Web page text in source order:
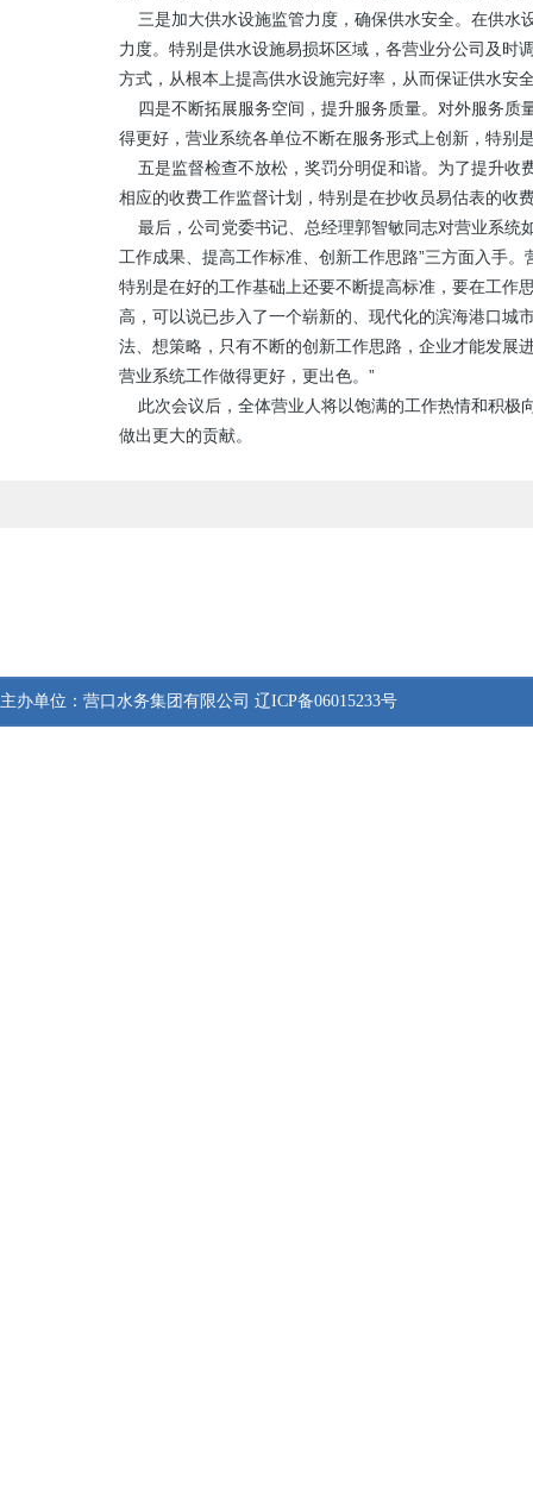
三是加大供水设施监管力度，确保供水安全。在供水
力度。特别是供水设施易损坏区域，各营业分公司及时
方式，从根本上提高供水设施完好率，从而保证供水安
四是不断拓展服务空间，提升服务质量。对外服务质
得更好，营业系统各单位不断在服务形式上创新，特别
五是监督检查不放松，奖罚分明促和谐。为了提升收
相应的收费工作监督计划，特别是在抄收员易估表的收
最后，公司党委书记、总经理郭智敏同志对营业系统
工作成果、提高工作标准、创新工作思路”三方面入手
特别是在好的工作基础上还要不断提高标准，要在工作
高，可以说已步入了一个崭新的、现代化的滨海港口城
法、想策略，只有不断的创新工作思路，企业才能发展
营业系统工作做得更好，更出色。”
此次会议后，全体营业人将以饱满的工作热情和积极
做出更大的贡献。
主办单位： 营口水务集团有限公司 辽ICP备06015233号